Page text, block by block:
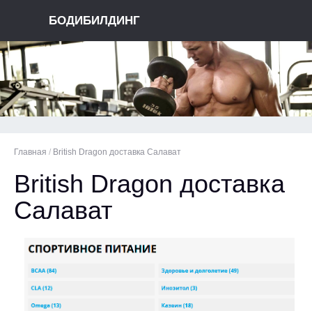
БОДИБИЛДИНГ
Главная / British Dragon доставка Салават
British Dragon доставка
Салават